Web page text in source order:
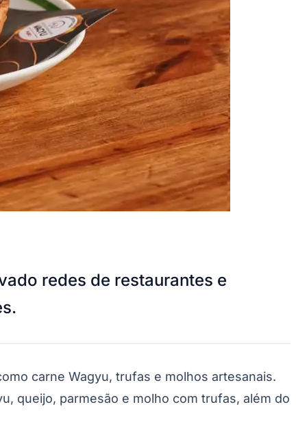
redes de restaurantes e
carne Wagyu, trufas e molhos artesanais.
queijo, parmesão e molho com trufas, além do